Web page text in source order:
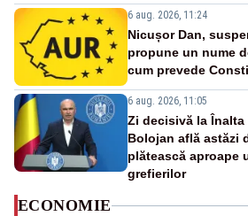
6 aug. 2026, 11:24
Nicușor Dan,
propune un nume
cum prevede
6 aug. 2026, 11:05
Zi decisivă la Înalta
Bolojan află astăzi
plătească aproape
grefierilor
ECONOMIE